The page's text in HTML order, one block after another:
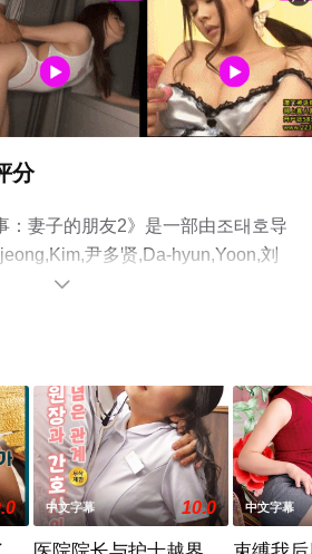
分
：妻子的朋友2》是一部由조태호导
尹多贤,Da-hyun,Yoon,刘
演员精彩演绎的韩国电影，手机免费
、电视猫或剧情网等平台了解。

中文字幕 10.0 中文字幕